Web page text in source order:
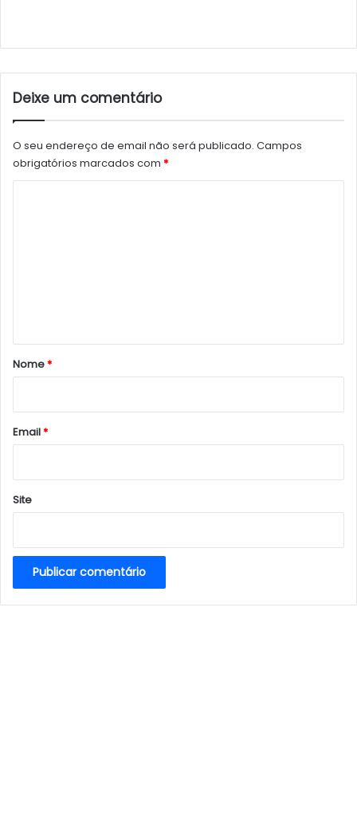
Deixe um comentário
O seu endereço de email não será publicado. Campos
obrigatórios marcados com *
r
*
Nome*
Email*
Site